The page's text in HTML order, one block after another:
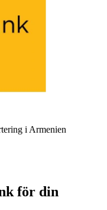
i Armenien
för din